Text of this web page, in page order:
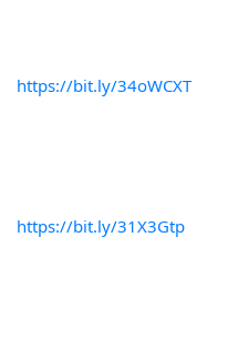
https://bit.ly/34oWCXT
https://bit.ly/31X3Gtp